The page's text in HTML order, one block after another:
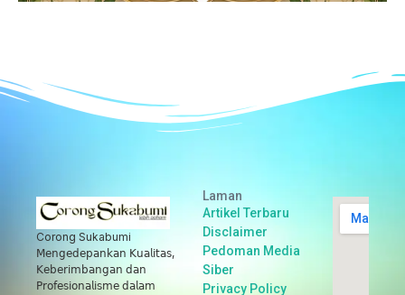
Corong Sukabumi
𝖬𝖾𝗇𝗀𝖾𝖽𝖾𝗉𝖺𝗇𝗄𝖺𝗇 𝖪𝗎𝖺𝗅𝗂𝗍𝖺𝗌,
𝖪𝖾𝖻𝖾𝗋𝗂𝗆𝖻𝖺𝗇𝗀𝖺𝗇 𝖽𝖺𝗇
𝖯𝗋𝗈𝖿𝖾𝗌𝗂𝗈𝗇𝖺𝗅𝗂𝗌𝗆𝖾 𝖽𝖺𝗅𝖺𝗆
Laman
Artikel Terbaru
Disclaimer
Pedoman Media
Siber
Privacy Policy